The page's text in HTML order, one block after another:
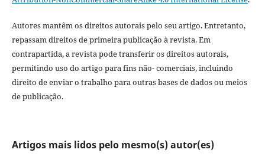
Autores mantêm os direitos autorais pelo seu artigo. Entretanto,
repassam direitos de primeira publicação à revista. Em
contrapartida, a revista pode transferir os direitos autorais,
permitindo uso do artigo para fins não- comerciais, incluindo
direito de enviar o trabalho para outras bases de dados ou meios
de publicação.
Artigos mais lidos pelo mesmo(s) autor(es)